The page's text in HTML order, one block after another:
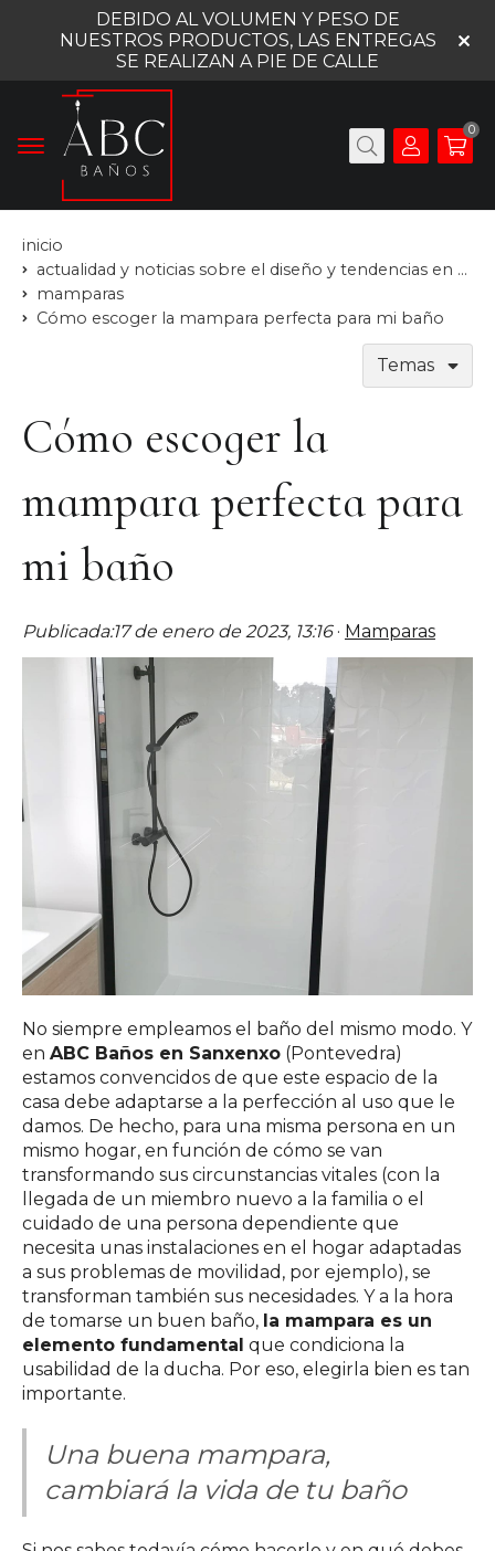
DEBIDO AL VOLUMEN Y PESO DE
NUESTROS PRODUCTOS, LAS ENTREGAS
SE REALIZAN A PIE DE CALLE
0
inicio
actualidad y noticias sobre el diseño y tendencias en baños
mamparas
Cómo escoger la mampara perfecta para mi baño
Temas
Cómo escoger la
mampara perfecta para
mi baño
Publicada:17 de enero de 2023, 13:16· Mamparas
No siempre empleamos el baño del mismo modo. Y
en ABC Baños en Sanxenxo (Pontevedra)
estamos convencidos de que este espacio de la
casa debe adaptarse a la perfección al uso que le
damos. De hecho, para una misma persona en un
mismo hogar, en función de cómo se van
transformando sus circunstancias vitales (con la
llegada de un miembro nuevo a la familia o el
cuidado de una persona dependiente que
necesita unas instalaciones en el hogar adaptadas
a sus problemas de movilidad, por ejemplo), se
transforman también sus necesidades. Y a la hora
de tomarse un buen baño, la mampara es un
elemento fundamental que condiciona la
usabilidad de la ducha. Por eso, elegirla bien es tan
importante.
Una buena mampara,
cambiará la vida de tu baño